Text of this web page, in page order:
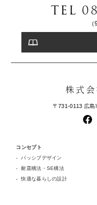
TEL
株式
〒731-0113 広
コンセプト
パッシブデザイン
耐震構法・SE構法
快適な暮らしの設計